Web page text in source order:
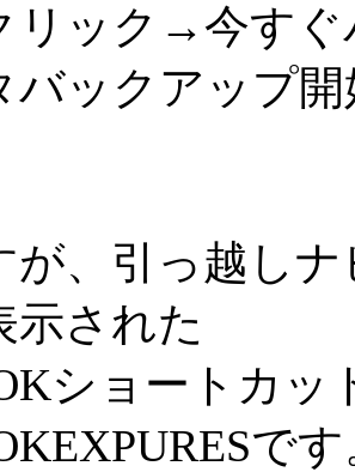
リック→今す
ックアップ
が、引っ越し
示された
ショートカッ
で